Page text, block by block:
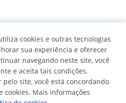
9,5/10
de alunos
aulas particulares
cookies e outras tecnologias
sua experiência e oferecer
navegando neste site, você
e aceita tais condições.
site, você está concordando
cookies. Mais informações